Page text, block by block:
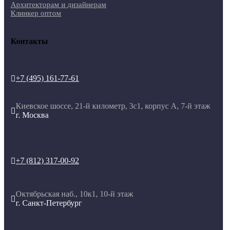
Архитекторам и дизайнерам
Клинкер оптом
Контакты
+7 (495) 161-77-61

Киевское шоссе, 21-й километр, 3с1, корпус А, 7-й этаж
г. Москва
+7 (812) 317-00-92

Октябрьская наб., 10к1, 10-й этаж
г. Санкт-Петербург